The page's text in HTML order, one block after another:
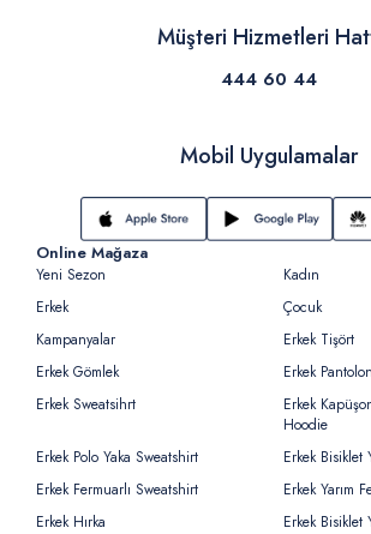
Müşteri Hizmetleri
444 60 44
Mobil Uygulamalar
Online Mağaza
Yeni Sezon
Kadın
Erkek
Çocuk
Kampanyalar
Erkek Tişört
Erkek Gömlek
Erkek Pantolon
Erkek Sweatsihrt
Erkek
Hoodie
Erkek Polo Yaka Sweatshirt
Erkek Bisiklet
Erkek Fermuarlı Sweatshirt
Erkek Yarım
Erkek Hırka
Erkek Bisiklet